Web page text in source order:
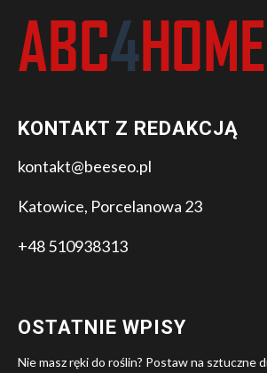
KONTAKT Z REDAKCJĄ
kontakt@beeseo.pl
Katowice, Porcelanowa 23
+48 510938313
OSTATNIE WPISY
Nie masz ręki do roślin? Postaw na sztuczne